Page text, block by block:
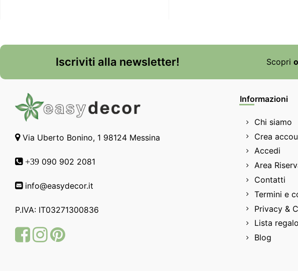
Iscriviti alla newsletter! Scopri
Via Uberto Bonino, 1 98124 Messina
+39 090 902 2081
info@easydecor.it
P.IVA: IT03271300836
FacebookInstagram
Pinterest
Informazioni
Chi siamo
Crea
Accedi
Area
Contatti
Termini e
Privacy &
Lista regalo
Blog